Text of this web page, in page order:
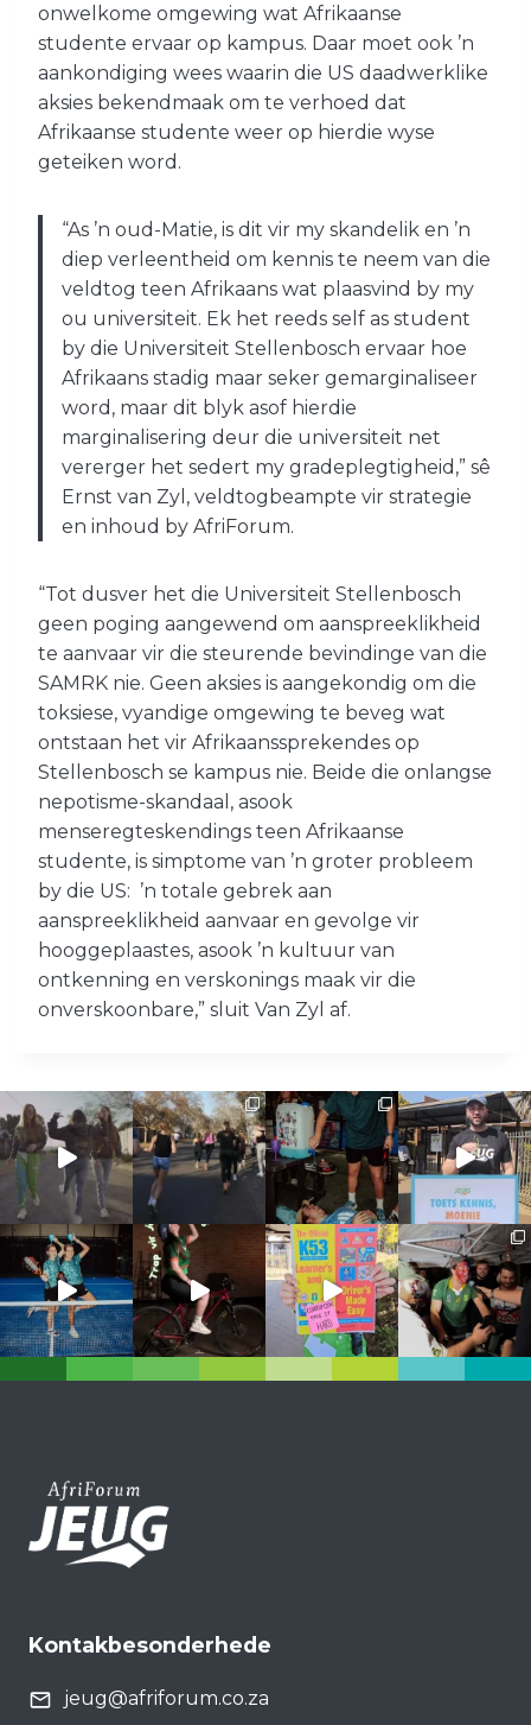
onwelkome omgewing wat Afrikaanse
studente ervaar op kampus. Daar moet ook ’n
aankondiging wees waarin die US daadwerklike
aksies bekendmaak om te verhoed dat
Afrikaanse studente weer op hierdie wyse
geteiken word.
“As ’n oud-Matie, is dit vir my skandelik en ’n
diep verleentheid om kennis te neem van die
veldtog teen Afrikaans wat plaasvind by my
ou universiteit. Ek het reeds self as student
by die Universiteit Stellenbosch ervaar hoe
Afrikaans stadig maar seker gemarginaliseer
word, maar dit blyk asof hierdie
marginalisering deur die universiteit net
vererger het sedert my gradeplegtigheid,” sê
Ernst van Zyl, veldtogbeampte vir strategie
en inhoud by AfriForum.
“Tot dusver het die Universiteit Stellenbosch
geen poging aangewend om aanspreeklikheid
te aanvaar vir die steurende bevindinge van die
SAMRK nie. Geen aksies is aangekondig om die
toksiese, vyandige omgewing te beveg wat
ontstaan het vir Afrikaanssprekendes op
Stellenbosch se kampus nie. Beide die onlangse
nepotisme-skandaal, asook
menseregteskendings teen Afrikaanse
studente, is simptome van ’n groter probleem
by die US: ’n totale gebrek aan
aanspreeklikheid aanvaar en gevolge vir
hooggeplaastes, asook ’n kultuur van
ontkenning en verskonings maak vir die
onverskoonbare,” sluit Van Zyl af.
Kontakbesonderhede
jeug@afriforum.co.za